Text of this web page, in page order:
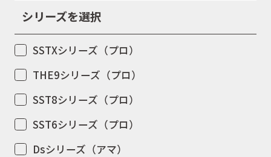
シリーズを選択
SSTXシリーズ（プロ）
THE9シリーズ（プロ）
SST8シリーズ（プロ）
SST6シリーズ（プロ）
Dsシリーズ（アマ）